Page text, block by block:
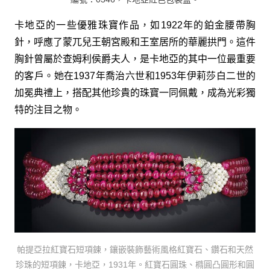
卡地亞的一些優雅珠寶作品，如1922年的鉑金腰帶胸
針，呼應了蒙兀兒王朝宮殿和王室居所的華麗拱門。這件
胸針曾屬於查姆利侯爵夫人，是卡地亞的其中一位最重要
的客戶。她在1937年喬治六世和1953年伊莉莎白二世的
加冕典禮上，搭配其他珍貴的珠寶一同佩戴，成為光彩獨
特的注目之物。
帕提亞拉紅寶石短項鍊，鑲嵌裝飾藝術風格紅寶石、鑽石和天然
珍珠的短項鍊，卡地亞，1931年。紅寶石圓珠、橢圓凸圓形和圓